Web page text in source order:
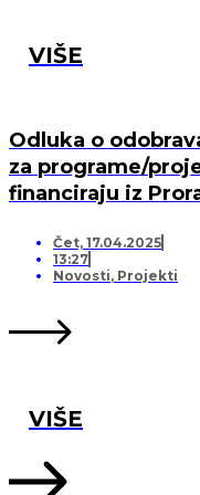
VIŠE
Odluka o
za programe/
financiraju iz
Čet, 17.04.2025
13:27
Novosti, Projekti
VIŠE